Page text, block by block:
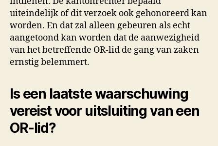
uiteindelijk of dit verzoek ook gehonoreerd kan
worden. En dat zal alleen gebeuren als echt
aangetoond kan worden dat de aanwezigheid
van het betreffende OR-lid de gang van zaken
ernstig belemmert.
Is een laatste waarschuwing
vereist voor uitsluiting van een
OR-lid?